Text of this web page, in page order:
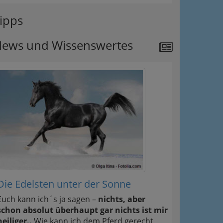
und Wissenswertes
Edelsten unter der Sonne
kann ich´s ja sagen – nichts, aber
absolut überhaupt gar nichts ist mir